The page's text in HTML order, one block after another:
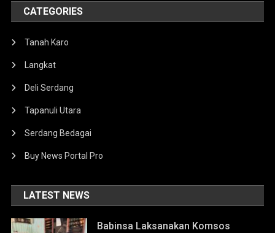
CATEGORIES
Tanah Karo
Langkat
Deli Serdang
Tapanuli Utara
Serdang Bedagai
Buy News Portal Pro
LATEST NEWS
Babinsa Laksanakan Komsos